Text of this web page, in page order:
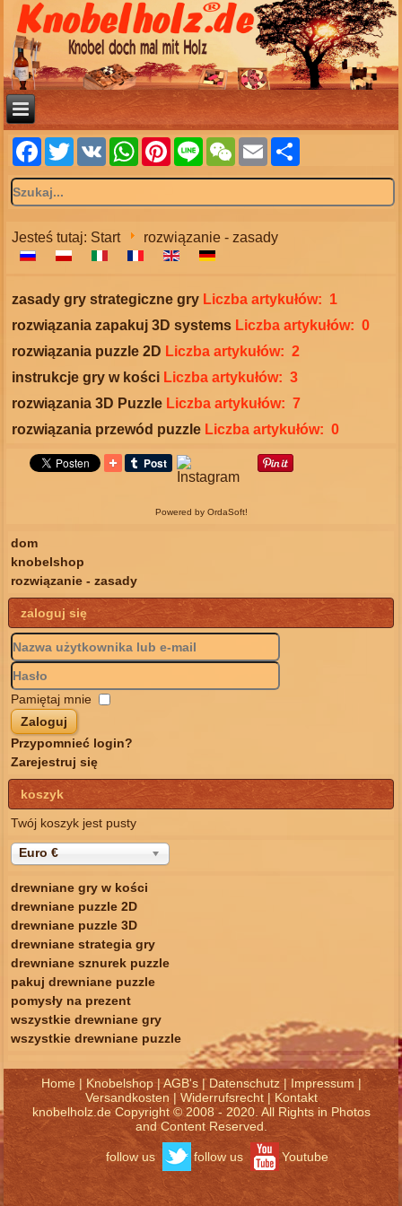
Facebook
TwitterVK WhatsAppPinterest
Line WeChatEmail
Jesteś tutaj: Start rozwiązanie - zasady
zasady gry strategiczne gry Liczba artykułów: 1
rozwiązania zapakuj 3D systems Liczba artykułów: 0
rozwiązania puzzle 2D Liczba artykułów: 2
instrukcje gry w kości Liczba artykułów: 3
rozwiązania 3D Puzzle Liczba artykułów: 7
rozwiązania przewód puzzle Liczba artykułów: 0
Powered by OrdaSoft!
dom
knobelshop
rozwiązanie - zasady
zaloguj się
Pamiętaj mnie
Zaloguj
Przypomnieć login?
Zarejestruj się
koszyk
Twój koszyk jest pusty
Euro €
drewniane gry w kości
drewniane puzzle 2D
drewniane puzzle 3D
drewniane strategia gry
drewniane sznurek puzzle
pakuj drewniane puzzle
pomysły na prezent
wszystkie drewniane gry
wszystkie drewniane puzzle
Home | Knobelshop|AGB's|Datenschutz| Impressum |
Versandkosten|Widerrufsrecht| Kontakt
knobelholz.de Copyright © 2008 - 2020. All Rights in Photos
and Content Reserved.
follow us follow us Youtube